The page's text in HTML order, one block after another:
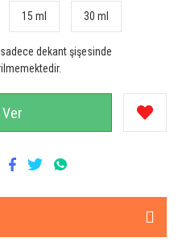
15 ml 30 ml
dekant şişesinde